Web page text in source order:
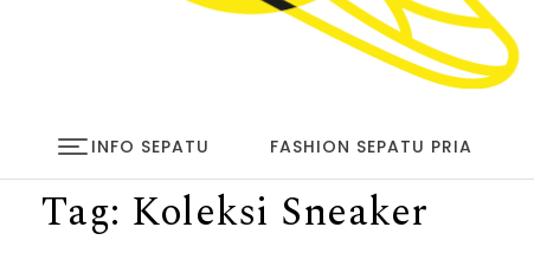
INFO SEPATU FASHION SEPATU PRIA
Tag: Koleksi Sneaker